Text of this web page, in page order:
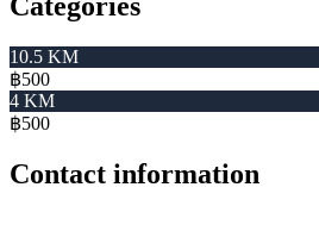
10.5 KM
฿500
4 KM
฿500
Contact information